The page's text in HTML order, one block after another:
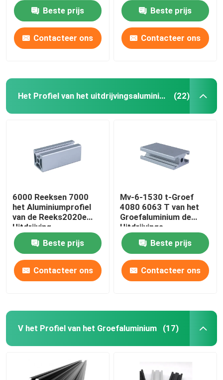
Beste prijs
Contacteer ons
Beste prijs
Contacteer ons
Het Profiel van het uitdrijvingsaluminium (22)
6000 Reeksen 7000
het Aluminiumprofiel
van de Reeks2020e
Uitdrijving
Beste prijs
Contacteer ons
Mv-6-1530 t-Groef
4080 6063 T van het
Groefaluminium de
Uitdrijvings
Beste prijs
Contacteer ons
V het Profiel van het Groefaluminium (17)